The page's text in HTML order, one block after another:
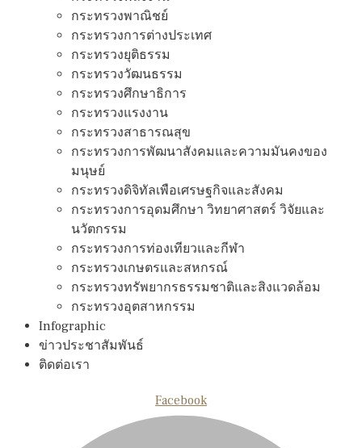
กระทรวงพาณิชย์
กระทรวงการต่างประเทศ
กระทรวงยุติธรรม
กระทรวงวัฒนธรรม
กระทรวงศึกษาธิการ
กระทรวงแรงงาน
กระทรวงสาธารณสุข
กระทรวงการพัฒนาสังคมและความมันคงของ
มนุษย์
กระทรวงดิจิทัลเพือเศรษฐกิจและสังคม
กระทรวงการอุดมศึกษา วิทยาศาสตร์ วิจัยและ
นวัตกรรม
กระทรวงการท่องเทียวและกีฬา
กระทรวงเกษตรและสหกรณ์
กระทรวงทรัพยากรธรรมชาติและสิงแวดล้อม
กระทรวงอุตสาหกรรม
Infographic
ข่าวประชาสัมพันธ์
ติดต่อเรา
Facebook